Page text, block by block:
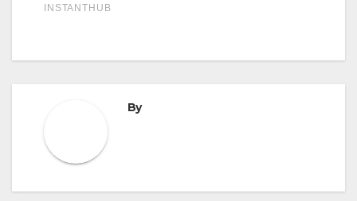
By